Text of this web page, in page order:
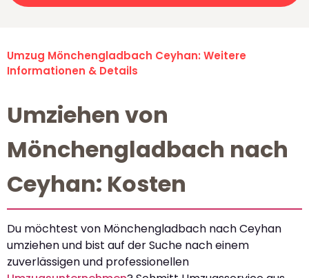
Umzug Mönchengladbach Ceyhan: Weitere
Informationen & Details
Umziehen von
Mönchengladbach nach
Ceyhan: Kosten
Du möchtest von Mönchengladbach nach Ceyhan
umziehen und bist auf der Suche nach einem
zuverlässigen und professionellen